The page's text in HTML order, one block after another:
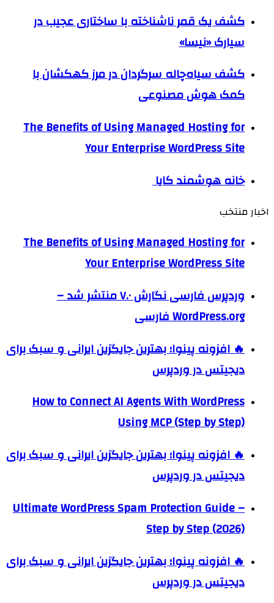
کشف یک قمر ناشناخته با ساختاری عجیب در
سیارک «نیسا»
کشف سیاه‌چاله سرگردان در مرز کهکشان با
کمک هوش مصنوعی
The Benefits of Using Managed Hosting for
Your Enterprise WordPress Site
خانه هوشمند کایا
اخبار منتخب
The Benefits of Using Managed Hosting for
Your Enterprise WordPress Site
وردپرس فارسی نگارش ۷.۰ منتشر شد –
WordPress.org فارسی
🔥 افزونه پینوا؛ بهترین جایگزین ایرانی و سبک برای
دیجیتس در وردپرس
How to Connect AI Agents With WordPress
Using MCP (Step by Step)
🔥 افزونه پینوا؛ بهترین جایگزین ایرانی و سبک برای
دیجیتس در وردپرس
Ultimate WordPress Spam Protection Guide –
Step by Step (2026)
🔥 افزونه پینوا؛ بهترین جایگزین ایرانی و سبک برای
دیجیتس در وردپرس